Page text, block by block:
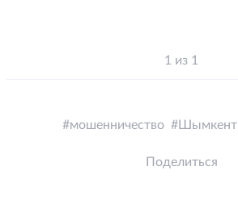
1 из 1
мошенничество Шымкент
Поделиться